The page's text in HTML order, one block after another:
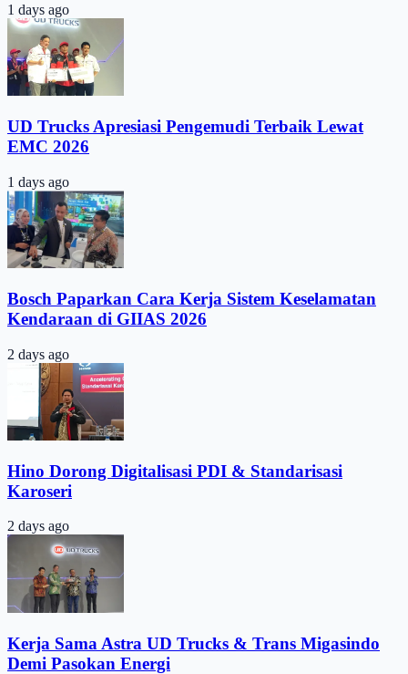
1 days ago
UD Trucks Apresiasi Pengemudi Terbaik Lewat
EMC 2026
1 days ago
Bosch Paparkan Cara Kerja Sistem Keselamatan
Kendaraan di GIIAS 2026
2 days ago
Hino Dorong Digitalisasi PDI & Standarisasi
Karoseri
2 days ago
Kerja Sama Astra UD Trucks & Trans Migasindo
Demi Pasokan Energi